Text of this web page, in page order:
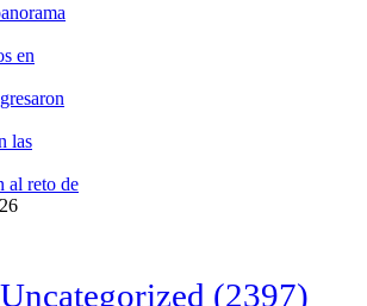
en
las
al reto de
Uncategorized (2397)